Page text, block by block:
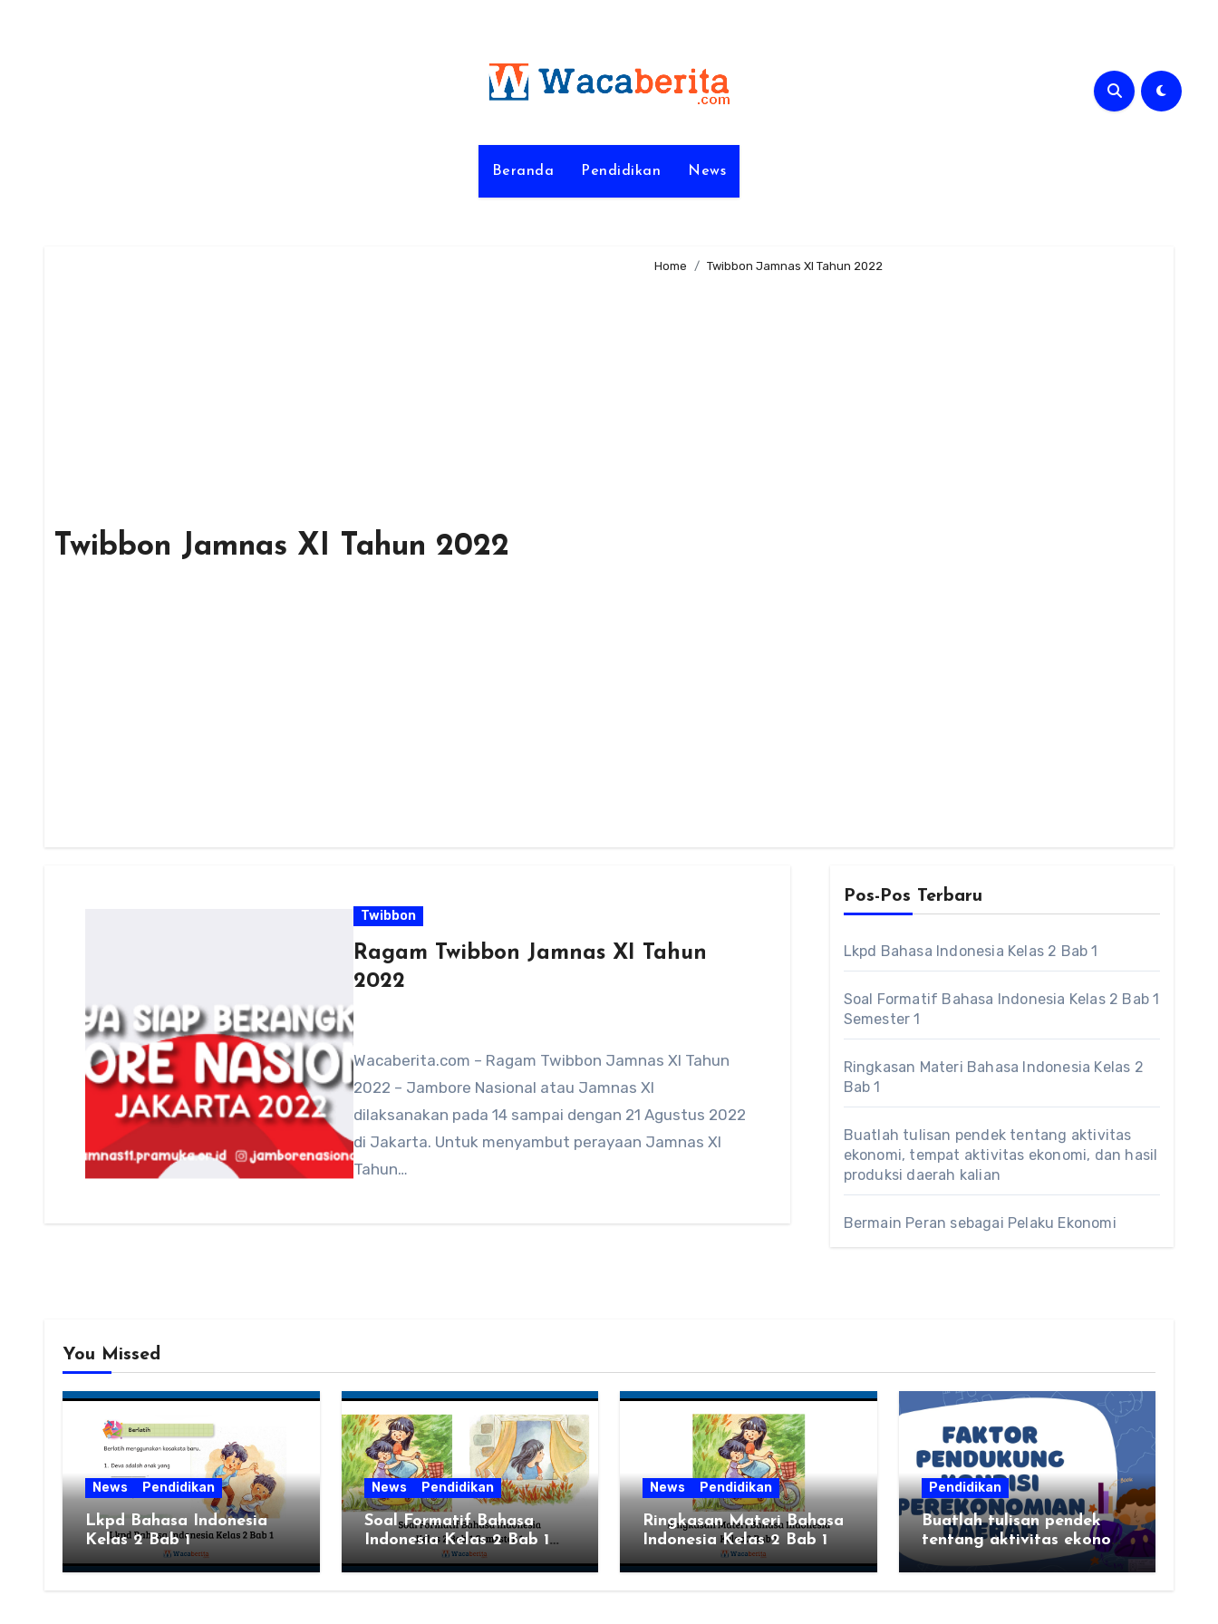
Beranda Pendidikan News
Twibbon Jamnas XI Tahun 2022
Home Twibbon Jamnas XI Tahun 2022
Twibbon
Ragam Twibbon Jamnas XI Tahun
2022
Wacaberita.com – Ragam Twibbon Jamnas XI Tahun
2022 – Jambore Nasional atau Jamnas XI
dilaksanakan pada 14 sampai dengan 21 Agustus 2022
di Jakarta. Untuk menyambut perayaan Jamnas XI
Tahun…
Pos-Pos Terbaru
Lkpd Bahasa Indonesia Kelas 2 Bab 1
Soal Formatif Bahasa Indonesia Kelas 2 Bab 1
Semester 1
Ringkasan Materi Bahasa Indonesia Kelas 2
Bab 1
Buatlah tulisan pendek tentang aktivitas
ekonomi, tempat aktivitas ekonomi, dan hasil
produksi daerah kalian
Bermain Peran sebagai Pelaku Ekonomi
You Missed
News Pendidikan
Lkpd Bahasa Indonesia
Kelas 2 Bab 1
News Pendidikan
Soal Formatif Bahasa
Indonesia Kelas 2 Bab 1
Semester 1
News Pendidikan
Ringkasan Materi Bahasa
Indonesia Kelas 2 Bab 1
Pendidikan
Buatlah tulisan pendek
tentang aktivitas ekonomi,
tempat aktivitas ekonomi,
dan hasil produksi daerah